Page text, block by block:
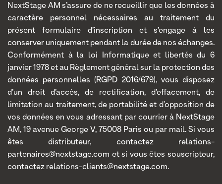
NextStage AM s’assure de ne recueillir que les données à
caractère personnel nécessaires au traitement du
présent formulaire d’inscription et s’engage à les
conserver uniquement pendant la durée de nos échanges.
Conformément à la loi Informatique et libertés du 6
janvier 1978 et au Règlement général sur la protection des
données personnelles (RGPD 2016/679), vous disposez
d’un droit d’accès, de rectification, d’effacement, de
limitation au traitement, de portabilité et d’opposition de
vos données en vous adressant par courrier à NextStage
AM, 19 avenue George V, 75008 Paris ou par mail. Si vous
êtes distributeur, contactez relations-
partenaires@nextstage.com et si vous êtes souscripteur,
contactez relations-clients@nextstage.com.